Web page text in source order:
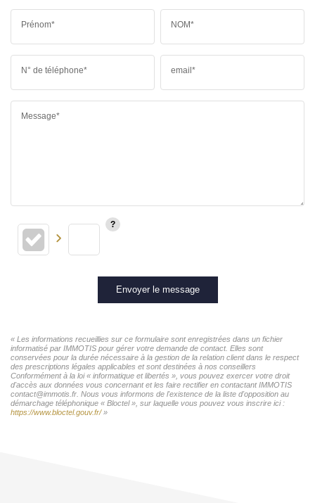
Prénom* NOM*
N° de téléphone* email*
Message*
Envoyer le message
« Les informations recueillies sur ce formulaire sont enregistrées dans un fichier
informatisé par IMMOTIS pour gérer votre demande de contact. Elles sont
conservées pour la durée nécessaire à la gestion de la relation client dans le respect
des prescriptions légales applicables et sont destinées à nos conseillers
Conformément à la loi « informatique et libertés », vous pouvez exercer votre droit
d'accès aux données vous concernant et les faire rectifier en contactant IMMOTIS
contact@immotis.fr. Nous vous informons de l'existence de la liste d'opposition au
démarchage téléphonique « Bloctel », sur laquelle vous pouvez vous inscrire ici :
https://www.bloctel.gouv.fr/»